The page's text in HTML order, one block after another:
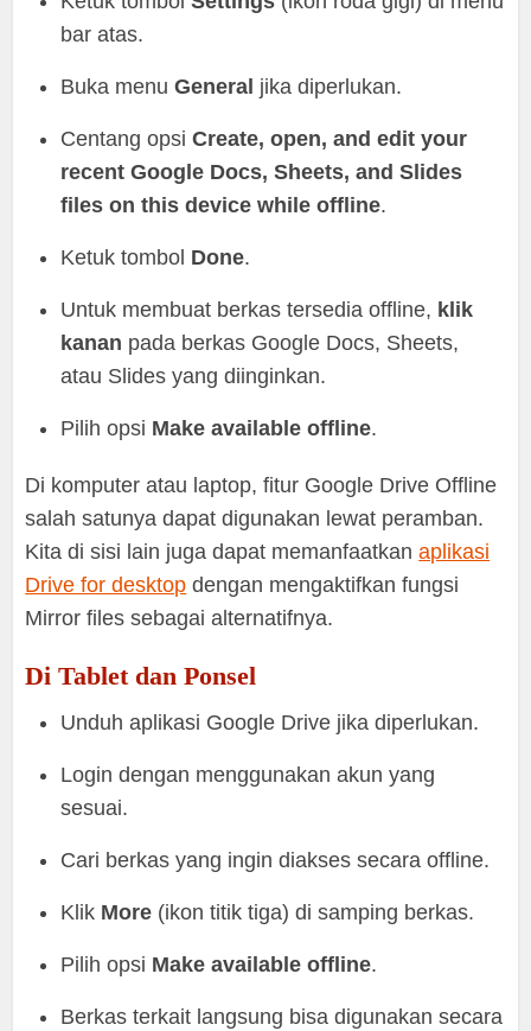
bar atas.
Buka menuGeneral jika diperlukan.
Centang opsiCreate, open, and edit your
recent Google Docs, Sheets, and Slides
files on this device while offline.
Ketuk tombol Done.
Untuk membuat berkas tersedia offline, klik
kanan pada berkas Google Docs, Sheets,
atau Slides yang diinginkan.
Pilih opsi Make available offline.
Di komputer atau laptop, fitur Google Drive Offline
salah satunya dapat digunakan lewat peramban.
Kita di sisi lain juga dapat memanfaatkanaplikasi
Drive for desktop dengan mengaktifkan fungsi
Mirror files sebagai alternatifnya.
Di Tablet dan Ponsel
Unduh aplikasi Google Drive jika diperlukan.
Login dengan menggunakan akun yang
sesuai.
Cari berkas yang ingin diakses secara offline.
Klik More (ikon titik tiga) di samping berkas.
Pilih opsi Make available offline.
Berkas terkait langsung bisa digunakan secara